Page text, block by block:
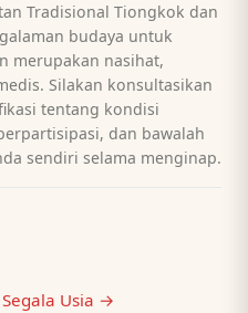
Tradisional Tiongkok dan
budaya untuk
merupakan nasihat,
Silakan konsultasikan
tentang kondisi
dan bawalah
sendiri selama menginap.
Usia →